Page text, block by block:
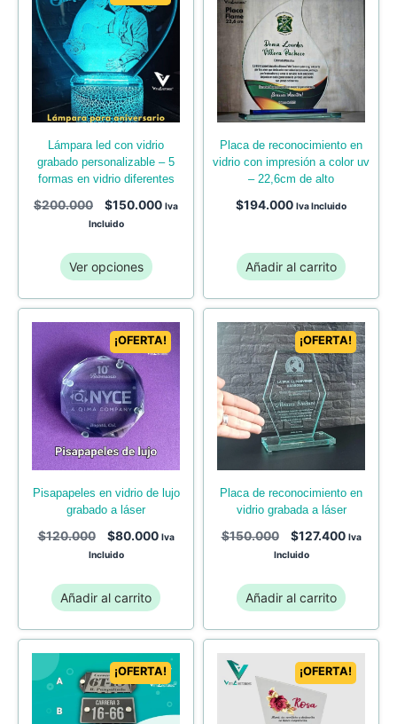
grabado personalizable – 5
formas en vidrio diferentes
$200.000 $150.000 Iva
Incluido
Ver opciones
placa de reconocimiento en
vidrio con impresión a color uv
– 22,6cm de alto
$194.000 Iva Incluido
Añadir al carrito
¡OFERTA!
pisapapeles en vidrio de lujo
grabado a láser
$120.000 $80.000 Iva
Incluido
Añadir al carrito
¡OFERTA!
placa de reconocimiento en
vidrio grabada a láser
$150.000 $127.400 Iva
Incluido
Añadir al carrito
¡OFERTA! ¡OFERTA!